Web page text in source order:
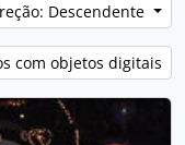
Descendente
com objetos digitais